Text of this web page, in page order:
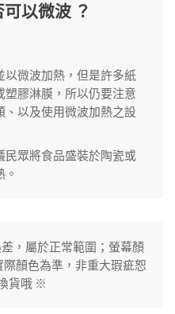
以微波 ？
微波加熱，但是許多紙
膠淋膜，所以仍要注意
以及使用微波加熱之設
民眾將食品盛裝於陶瓷或
，屬於正常範圍；螢幕顏
顏色為準，非重大瑕疵恕
貨哦 ※